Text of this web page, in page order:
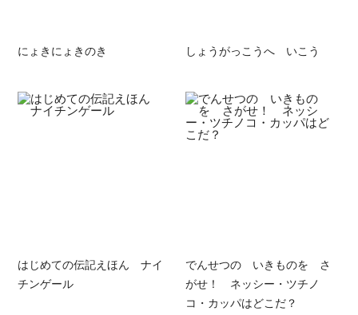
にょきにょきのき しょうがっこうへ いこう
はじめての伝記えほん ナイ
チンゲール
でんせつの いきものを さ
がせ！ ネッシー・ツチノ
コ・カッパはどこだ？